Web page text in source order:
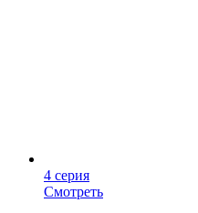
4 серия
Смотреть